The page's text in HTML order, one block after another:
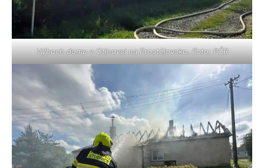
Výbuch domu v Otinovsi na Prostějovsku. Foto: PČR